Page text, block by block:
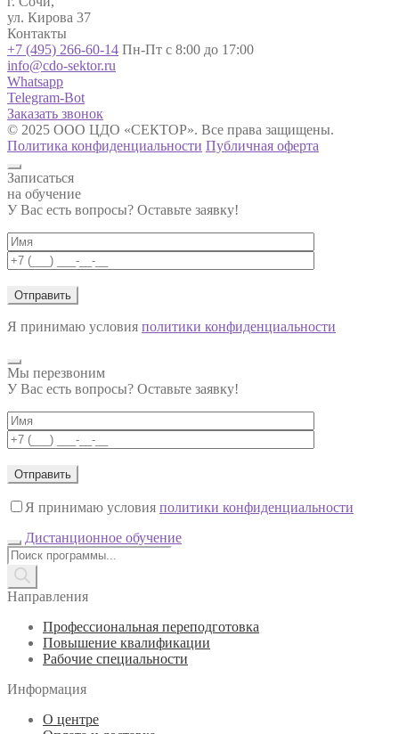
ул. Кирова 37
Контакты
+7 (495) 266-60-14 Пн-Пт с 8:00 до 17:00
info@cdo-sektor.ru
Whatsapp
Telegram-Bot
Заказать звонок
© 2025 ООО ЦДО «СЕКТОР». Все права защищены.
Политика конфиденциальности Публичная оферта
Записаться
на обучение
У Вас есть вопросы? Оставьте заявку!
Я принимаю условия политики конфиденциальности
Мы перезвоним
У Вас есть вопросы? Оставьте заявку!
Я принимаю условия политики конфиденциальности
Дистанционное обучение
Поиск
товаров
Направления
Профессиональная переподготовка
Повышение квалификации
Рабочие специальности
Информация
О центре